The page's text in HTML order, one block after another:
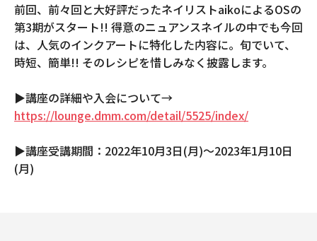
前回、前々回と大好評だったネイリストaikoによるOSの
第3期がスタート!! 得意のニュアンスネイルの中でも今回
は、人気のインクアートに特化した内容に。旬でいて、
時短、簡単!! そのレシピを惜しみなく披露します。
▶︎講座の詳細や入会について→
https://lounge.dmm.com/detail/5525/index/
▶︎講座受講期間：2022年10月3日(月)〜2023年1月10日
(月)